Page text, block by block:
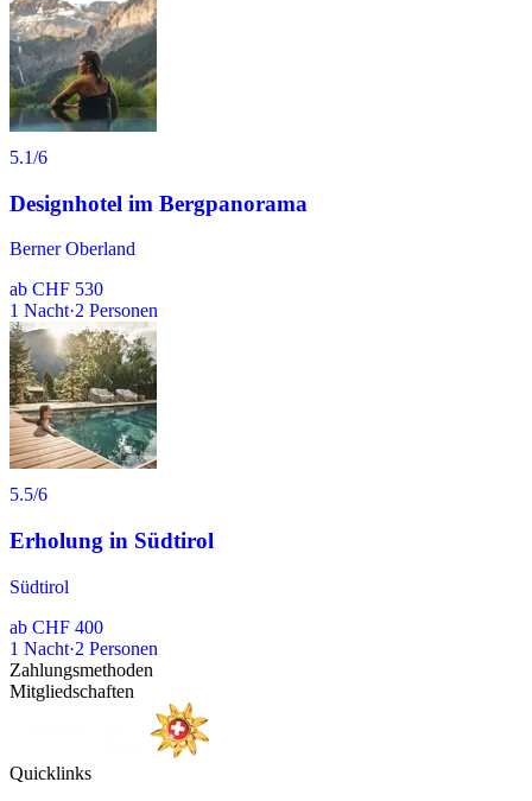
5.1/6
Designhotel im Bergpanorama
Berner Oberland
ab CHF 530
1 Nacht·2 Personen
5.5/6
Erholung in Südtirol
Südtirol
ab CHF 400
1 Nacht·2 Personen
Zahlungsmethoden
Mitgliedschaften
Quicklinks